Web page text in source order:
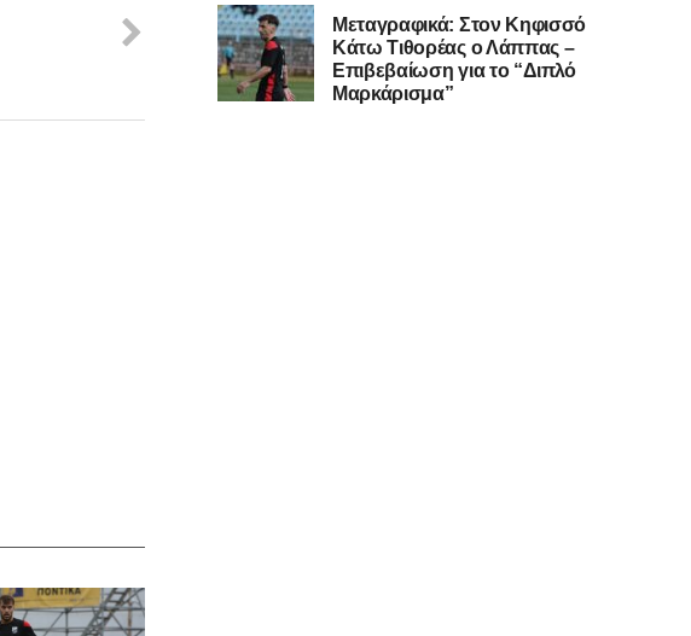
Μεταγραφικά: Στον Κηφισσό
Κάτω Τιθορέας ο Λάππας –
Επιβεβαίωση για το “Διπλό
Μαρκάρισμα”